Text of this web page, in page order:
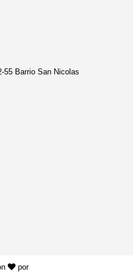
55 Barrio San Nicolas
por